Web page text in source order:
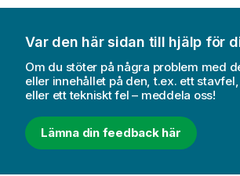
r
m
a
t
i
o
n
Var den här sidan till hjälp för
Om du stöter på några problem med
eller innehållet på den, t.ex. ett
eller ett tekniskt fel – meddela oss!
Lämna din feedback här